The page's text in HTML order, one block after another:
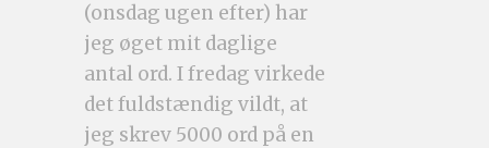
(onsdag ugen efter) har
jeg øget mit daglige
antal ord. I fredag virkede
det fuldstændig vildt, at
jeg skrev 5000 ord på en